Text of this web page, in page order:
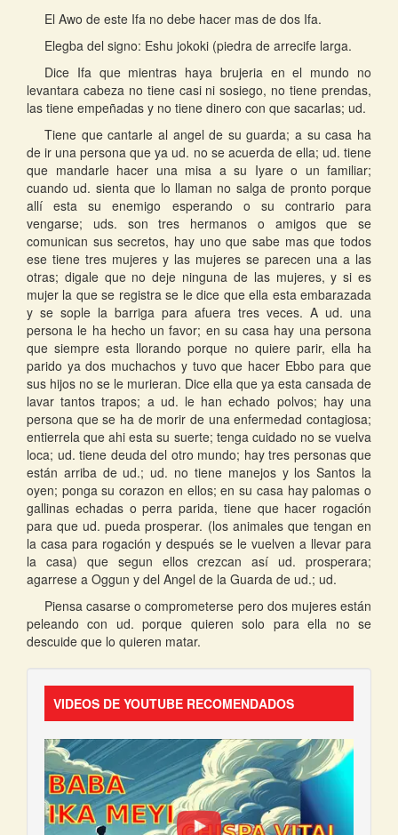
El Awo de este Ifa no debe hacer mas de dos Ifa.
Elegba del signo: Eshu jokoki (piedra de arrecife larga.
Dice Ifa que mientras haya brujeria en el mundo no
levantara cabeza no tiene casi ni sosiego, no tiene prendas,
las tiene empeñadas y no tiene dinero con que sacarlas; ud.
Tiene que cantarle al angel de su guarda; a su casa ha
de ir una persona que ya ud. no se acuerda de ella; ud. tiene
que mandarle hacer una misa a su Iyare o un familiar;
cuando ud. sienta que lo llaman no salga de pronto porque
allí esta su enemigo esperando o su contrario para
vengarse; uds. son tres hermanos o amigos que se
comunican sus secretos, hay uno que sabe mas que todos
ese tiene tres mujeres y las mujeres se parecen una a las
otras; digale que no deje ninguna de las mujeres, y si es
mujer la que se registra se le dice que ella esta embarazada
y se sople la barriga para afuera tres veces. A ud. una
persona le ha hecho un favor; en su casa hay una persona
que siempre esta llorando porque no quiere parir, ella ha
parido ya dos muchachos y tuvo que hacer Ebbo para que
sus hijos no se le murieran. Dice ella que ya esta cansada de
lavar tantos trapos; a ud. le han echado polvos; hay una
persona que se ha de morir de una enfermedad contagiosa;
entierrela que ahi esta su suerte; tenga cuidado no se vuelva
loca; ud. tiene deuda del otro mundo; hay tres personas que
están arriba de ud.; ud. no tiene manejos y los Santos la
oyen; ponga su corazon en ellos; en su casa hay palomas o
gallinas echadas o perra parida, tiene que hacer rogación
para que ud. pueda prosperar. (los animales que tengan en
la casa para rogación y después se le vuelven a llevar para
la casa) que segun ellos crezcan así ud. prosperara;
agarrese a Oggun y del Angel de la Guarda de ud.; ud.
Piensa casarse o comprometerse pero dos mujeres están
peleando con ud. porque quieren solo para ella no se
descuide que lo quieren matar.
VIDEOS DE YOUTUBE RECOMENDADOS